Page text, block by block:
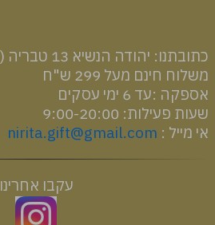
כתובתנו: יהודה הנשיא 13 טבריה (לאיסוף עצמי)
משלוח חינם מעל 299 ש"ח
אספקה :עד 6 ימי עסקים
שעות פעילות: 9:00-20:00
אי מייל : nirita.gift@gmail.com
עקבו אחרינו